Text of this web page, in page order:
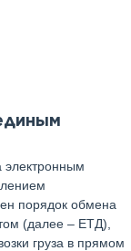
электронным
порядок обмена
(далее – ЕТД),
груза в прямом